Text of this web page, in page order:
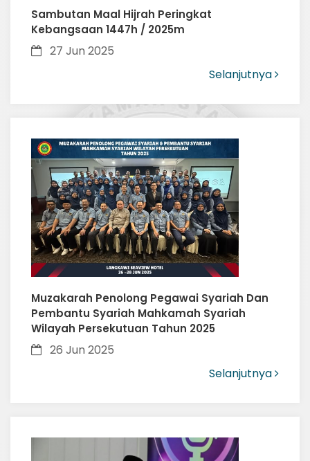
Sambutan Maal Hijrah Peringkat
Kebangsaan 1447h / 2025m
27 Jun 2025
Selanjutnya
Muzakarah Penolong Pegawai Syariah Dan
Pembantu Syariah Mahkamah Syariah
Wilayah Persekutuan Tahun 2025
26 Jun 2025
Selanjutnya